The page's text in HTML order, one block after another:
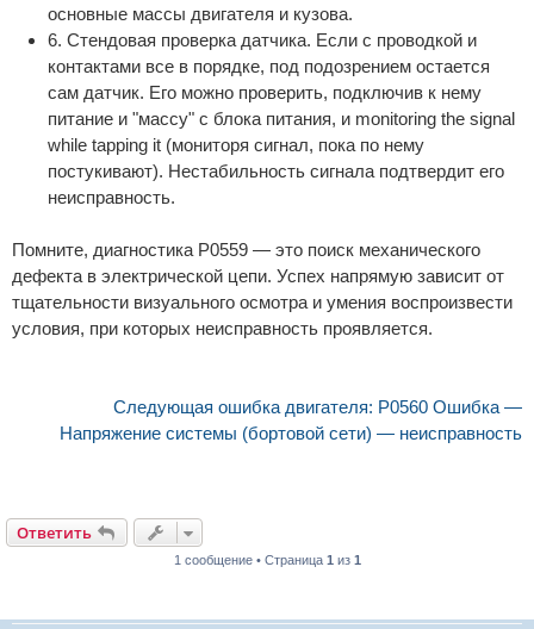
основные массы двигателя и кузова.
6. Стендовая проверка датчика. Если с проводкой и
контактами все в порядке, под подозрением остается
сам датчик. Его можно проверить, подключив к нему
питание и "массу" с блока питания, и monitoring the signal
while tapping it (мониторя сигнал, пока по нему
постукивают). Нестабильность сигнала подтвердит его
неисправность.
Помните, диагностика P0559 — это поиск механического
дефекта в электрической цепи. Успех напрямую зависит от
тщательности визуального осмотра и умения воспроизвести
условия, при которых неисправность проявляется.
Следующая ошибка двигателя: P0560 Ошибка —
Напряжение системы (бортовой сети) — неисправность
Ответить
1 сообщение • Страница 1 из 1